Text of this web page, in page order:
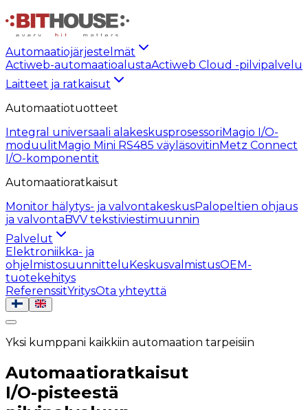
Automaatiojärjestelmät
Actiweb-automaatioalustaActiweb Cloud -pilvipalvelu
Laitteet ja ratkaisut
Automaatiotuotteet
Integral universaali alakeskusprosessoriMagio I/O-
moduulitMagio Mini RS485 väyläsovitinMetz Connect
I/O-komponentit
Automaatioratkaisut
Monitor hälytys- ja valvontakeskusPalopeltien ohjaus
ja valvontaBVV tekstiviestimuunnin
Palvelut
Elektroniikka- ja
ohjelmistosuunnitteluKeskusvalmistusOEM-
tuotekehitys
ReferenssitYritysOta yhteyttä
Yksi kumppani kaikkiin automaation tarpeisiin
Automaatioratkaisut
I/O-pisteestä